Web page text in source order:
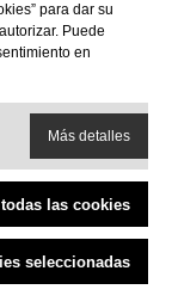
para dar su
Puede
en
Más detalles
las cookies
seleccionadas